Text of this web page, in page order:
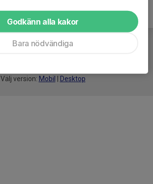
Välj version: Mobil Desktop
Godkänn alla kakor
Bara nödvändiga